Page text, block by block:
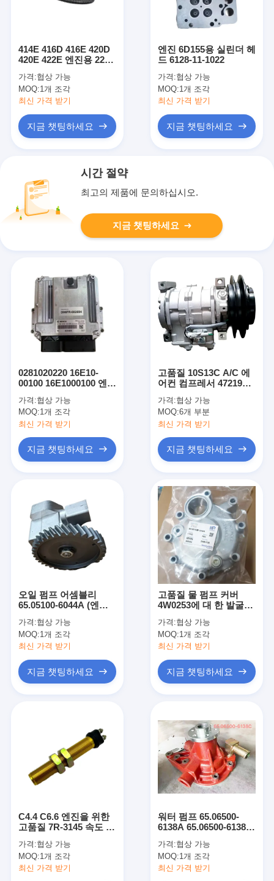
VR 쇼
우리에 대해
문의하기
414E 416D 416E 420D
420E 422E 엔진용 228-
펌프
가격:협상 가능
MOQ:1개 조각
최신 가격 받기
지금 챗팅하세요
엔진 6D155용 실린더 헤
드 6128-11-1022
가격:협상 가능
MOQ:1개 조각
최신 가격 받기
지금 챗팅하세요
시간 절약
최고의 제품에 문의하십시오.
지금 챗팅하세요
0281020220 16E10-
00100 16E1000100 엔진
러 컴퓨터 보드 SY245
발굴기 D06FR 엔진
가격:협상 가능
MOQ:1개 조각
최신 가격 받기
지금 챗팅하세요
고품질 10S13C A/C 에
어컨 컴프레서 4721999
250GLC 290GLC
350GLC 380GLC용)
가격:협상 가능
MOQ:6개 부분
최신 가격 받기
지금 챗팅하세요
오일 펌프 어셈블리
65.05100-6044A (엔진
340LC-V TXC340-1용)
가격:협상 가능
MOQ:1개 조각
최신 가격 받기
지금 챗팅하세요
고품질 물 펌프 커버
4W0253에 대 한 발굴기
가격:협상 가능
MOQ:1개 조각
최신 가격 받기
지금 챗팅하세요
C4.4 C6.6 엔진을 위한
고품질 7R-3145 속도 센
가격:협상 가능
MOQ:1개 조각
최신 가격 받기
워터 펌프 65.06500-
6138A 65.06500-6138B
D1146 굴삭기용
가격:협상 가능
MOQ:1개 조각
최신 가격 받기